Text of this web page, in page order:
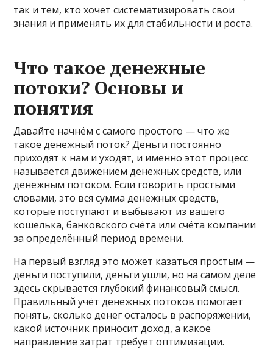
так и тем, кто хочет систематизировать свои
знания и применять их для стабильности и роста.
Что такое денежные
потоки? Основы и
понятия
Давайте начнём с самого простого — что же
такое денежный поток? Деньги постоянно
приходят к нам и уходят, и именно этот процесс
называется движением денежных средств, или
денежным потоком. Если говорить простыми
словами, это вся сумма денежных средств,
которые поступают и выбывают из вашего
кошелька, банковского счёта или счёта компании
за определённый период времени.
На первый взгляд это может казаться простым —
деньги поступили, деньги ушли, но на самом деле
здесь скрывается глубокий финансовый смысл.
Правильный учёт денежных потоков помогает
понять, сколько денег осталось в распоряжении,
какой источник приносит доход, а какое
направление затрат требует оптимизации.